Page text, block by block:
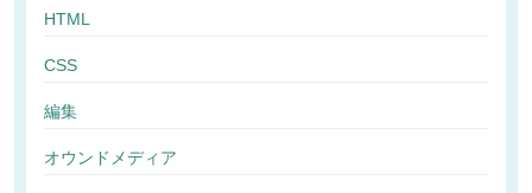
HTML
CSS
編集
オウンドメディア